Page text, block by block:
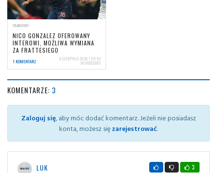
TRANSFERY
NICO GONZALEZ OFEROWANY
INTEROWI, MOŻLIWA WYMIANA
ZA FRATTESIEGO
1 KOMENTARZ 4 SIERPNIA 2026 | 09:42
NERIOCORSI
KOMENTARZE: 3
Zaloguj się, aby móc dodać komentarz. Jeżeli nie posiadasz
konta, możesz sięzarejestrować.
LUK
3